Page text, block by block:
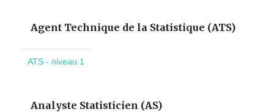
Agent Technique de la Statistique (ATS)
ATS - niveau 1
Analyste Statisticien (AS)